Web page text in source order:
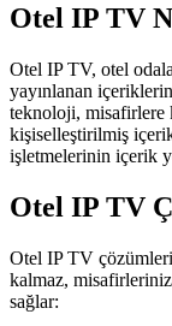
Otel IP TV
Otel IP TV, otel
yayınlanan
teknoloji, misafirlere
kişiselleştirilmiş
işletmelerinin içerik
Otel IP TV
Otel IP TV
kalmaz,
sağlar: